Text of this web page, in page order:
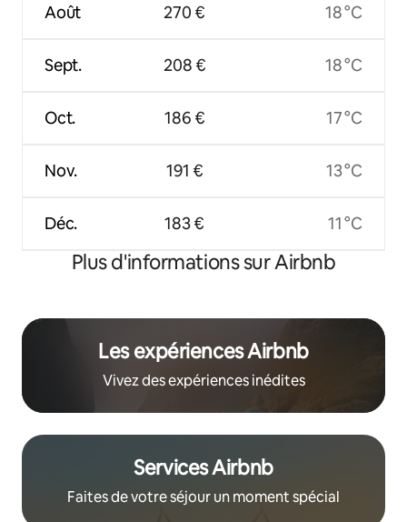
Août
Sept.
Oct.
Nov.
Déc.
270 €
208 €
186 €
191 €
183 €
18 °C
18 °C
17 °C
13 °C
11 °C
Plus d'informations sur Airbnb
Les expériences Airbnb
Vivez des expériences inédites
Services Airbnb
Faites de votre séjour un moment spécial